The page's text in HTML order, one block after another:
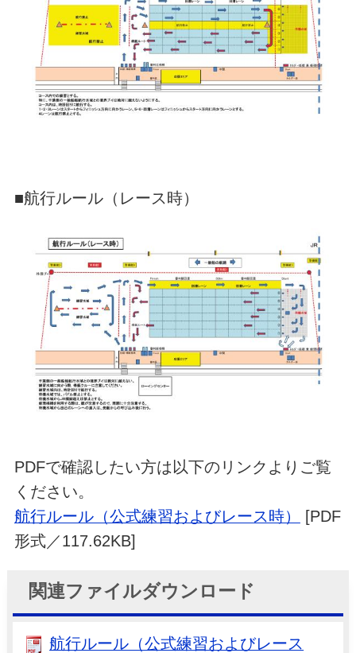
■航行ルール（レース時）
PDFで確認したい方は以下のリンクよりご覧
ください。
航行ルール（公式練習およびレース時）
[PDF
形式／117.62KB]
関連ファイルダウンロード
航行ルール（公式練習およびレース